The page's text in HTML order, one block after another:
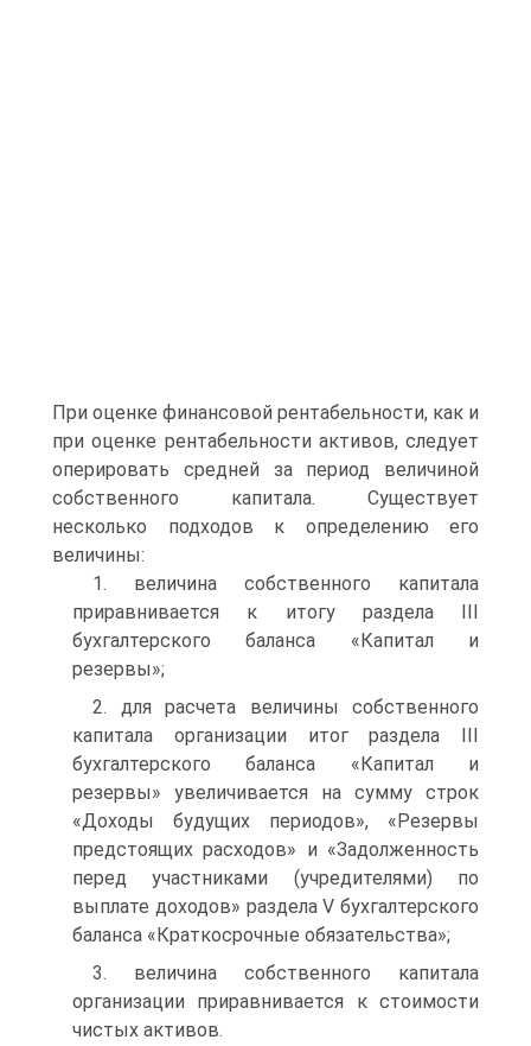
При оценке финансовой рентабельности, как и
при оценке рентабельности активов, следует
оперировать средней за период величиной
собственного капитала. Существует
несколько подходов к определению его
величины:
1. величина собственного капитала
приравнивается к итогу раздела III
бухгалтерского баланса «Капитал и
резервы»;
2. для расчета величины собственного
капитала организации итог раздела III
бухгалтерского баланса «Капитал и
резервы» увеличивается на сумму строк
«Доходы будущих периодов», «Резервы
предстоящих расходов» и «Задолженность
перед участниками (учредителями) по
выплате доходов» раздела V бухгалтерского
баланса «Краткосрочные обязательства»;
3. величина собственного капитала
организации приравнивается к стоимости
чистых активов.